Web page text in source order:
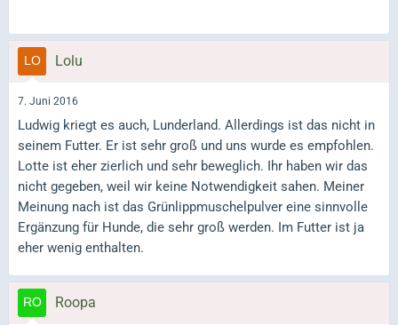
Lolu
7. Juni 2016
Ludwig kriegt es auch, Lunderland. Allerdings ist das nicht in
seinem Futter. Er ist sehr groß und uns wurde es empfohlen.
Lotte ist eher zierlich und sehr beweglich. Ihr haben wir das
nicht gegeben, weil wir keine Notwendigkeit sahen. Meiner
Meinung nach ist das Grünlippmuschelpulver eine sinnvolle
Ergänzung für Hunde, die sehr groß werden. Im Futter ist ja
eher wenig enthalten.
Roopa